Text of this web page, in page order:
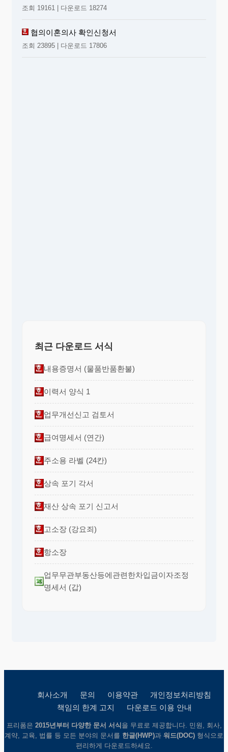
조회 19161 | 다운로드 18274
협의이혼의사 확인신청서
조회 23895 | 다운로드 17806
최근 다운로드 서식
내용증명서 (물품반품환불)
이력서 양식 1
업무개선신고 검토서
급여명세서 (연간)
주소용 라벨 (24칸)
상속 포기 각서
재산 상속 포기 신고서
고소장 (강요죄)
항소장
업무무관부동산등에관련한차입금이자조정
명세서 (갑)
회사소개 문의 이용약관
개인정보처리방침
책임의 한계 고지
다운로드 이용 안내
프리폼은 2015년부터 다양한 문서 서식 을 무료로 제공합니다. 민원, 회사,
계약, 교육, 법률 등 모든 분야의 문서를 한글(HWP)과 워드(DOC) 형식으로
편리하게 다운로드하세요.